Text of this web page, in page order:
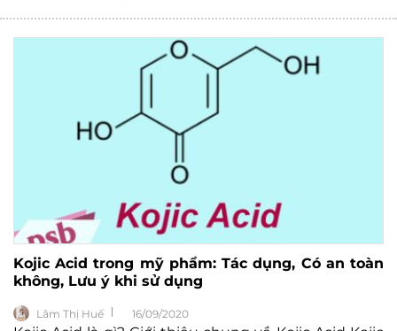
Kojic Acid trong mỹ phẩm: Tác dụng, Có an toàn
không, Lưu ý khi sử dụng
Lâm Thị Huế 16/09/2020